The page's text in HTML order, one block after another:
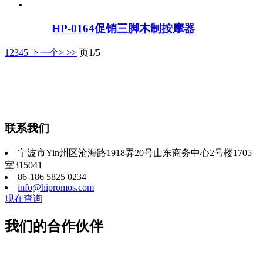
HP-0164促销三脚木制按摩器
1 2345 下一个> >> 页1/5
联系我们
宁波市Yin州区沧海路1918弄20号山东商务中心2号楼1705
室315041
86-186 5825 0234
info@hipromos.com
现在查询
我们的合作伙伴